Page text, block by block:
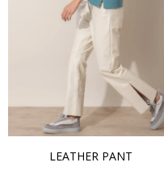
LEATHER PANT